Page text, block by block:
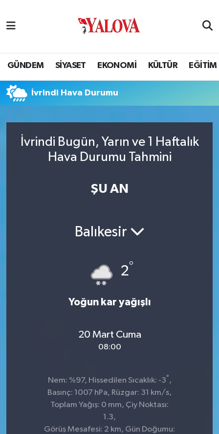
GÜNDEM SİYASET EKONOMİ KÜLTÜR EĞİTİM
İvrindi Hava Durumu
İvrindi Bugün, Yarın ve 1 Haftalık
Hava Durumu Tahmini
ŞU AN
Balıkesir
2°
Yoğun kar yağışlı
20 Mart Cuma
08:00
Nem: %97, Hissedilen Sıcaklık: -3° ,
Basınç: 1007 hPa, Rüzgar: 31 km/s,
Toplam Yağış: 0 mm, Çiy Noktası:
1.3,
Görüş Mesafesi: 2 km, Gün Doğumu:
SİYASET
EKONOMİ
EĞİTİM
BİLİM VE TEKNOLOJİ
Yalova Nöbetçi Eczaneler
Yalova Hava Durumu
Yalova Namaz Vakitleri
Puan Durumu ve Fikstür
Tüm Manşetler
Son Dakika Haberleri